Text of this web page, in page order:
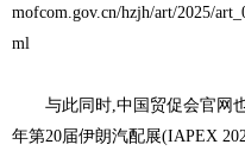
mofcom.gov.cn/hzjh/art/2025/
ml
与此同时,中国贸促会官网
年第20届伊朗汽配展(IAPEX